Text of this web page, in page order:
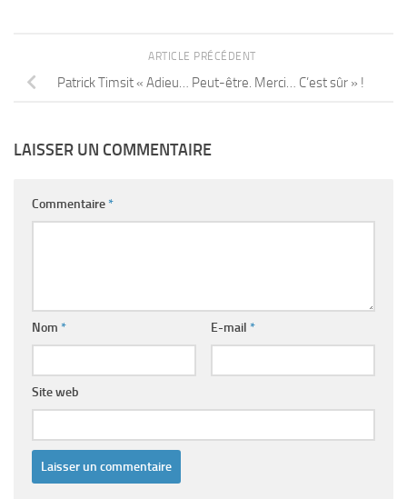
ARTICLE PRÉCÉDENT
Patrick Timsit « Adieu… Peut-être. Merci… C’est sûr » !
LAISSER UN COMMENTAIRE
Commentaire*
Nom * E-mail *
Site web